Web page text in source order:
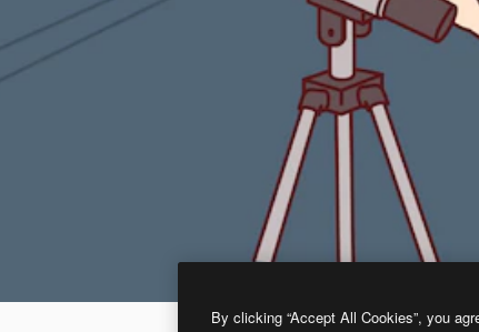
By clicking “Accept All Cookies”, you